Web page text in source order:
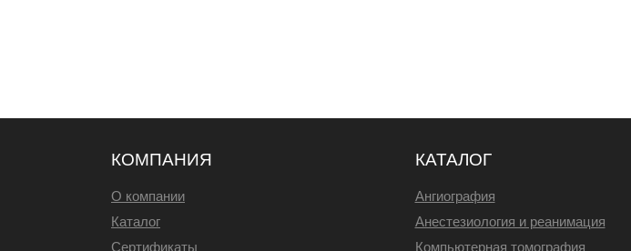
КОМПАНИЯ
О компании
Каталог
Сертификаты
КАТАЛОГ
Ангиография
Анестезиология и реанимация
Компьютерная томография